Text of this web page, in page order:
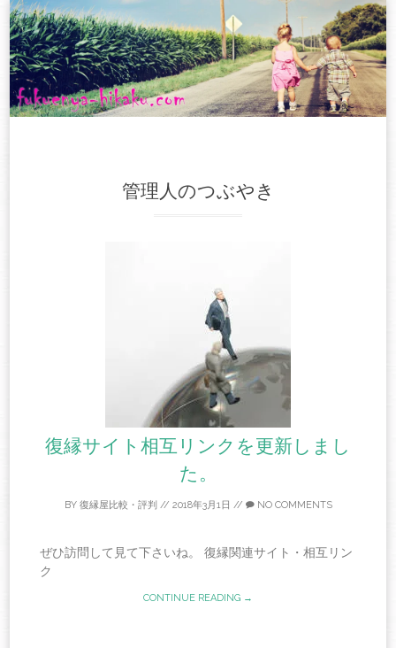
content
管理人のつぶやき
復縁サイト相互リンクを更新しまし
た。
BY 復縁屋比較・評判 // 2018年3月1日 // NO COMMENTS
ぜひ訪問して見て下さいね。 復縁関連サイト・相互リン
ク
CONTINUE READING →